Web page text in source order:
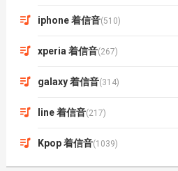
iphone 着信音(510)
xperia 着信音(267)
galaxy 着信音(314)
line 着信音(217)
Kpop 着信音(1039)